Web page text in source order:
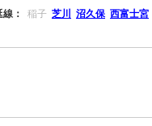
： 稲子 芝川 沼久保 西富士宮